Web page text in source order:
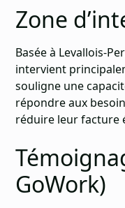
Zone
Basée à Levallois-
intervient
souligne une
répondre aux
réduire leur facture
GoWork)